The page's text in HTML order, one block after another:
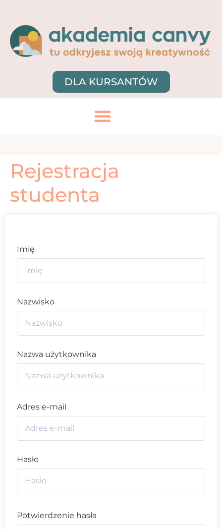
DLA KURSANTÓW
Rejestracja
studenta
Imię
Nazwisko
Nazwa użytkownika
Adres e-mail
Hasło
Potwierdzenie hasła